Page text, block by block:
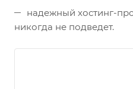
надежный хостинг-
никогда не подведет.